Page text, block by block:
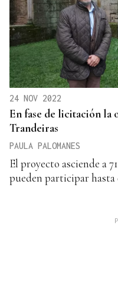
24 NOV 2022
En fase de licitación la
Trandeiras
PAULA PALOMANES
El proyecto asciende a
pueden participar hasta